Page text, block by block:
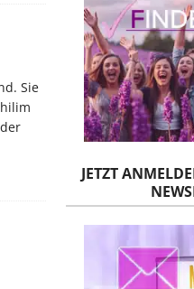
Sie
JETZT